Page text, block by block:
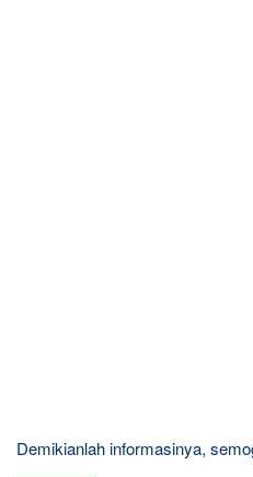
Demikianlah informasinya,